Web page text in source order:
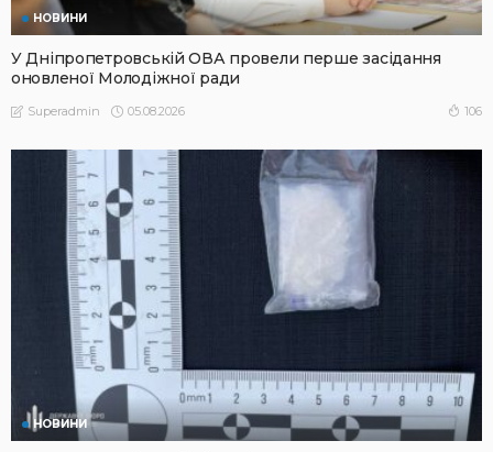
НОВИНИ
У Дніпропетровській ОВА провели перше засідання
оновленої Молодіжної ради
Superadmin 05.08.2026 106
НОВИНИ